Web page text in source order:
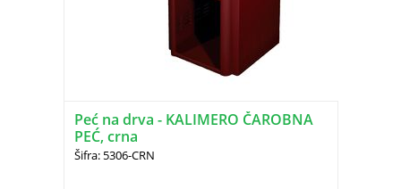
Peć na drva - KALIMERO ČAROBNA
PEĆ, crna
Šifra: 5306-CRN